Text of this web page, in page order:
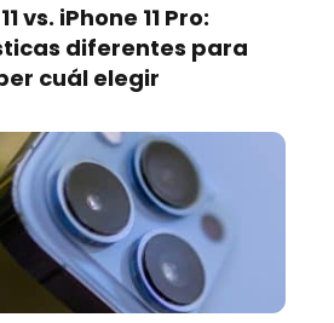
vs. iPhone 11 Pro:
diferentes para
cuál elegir